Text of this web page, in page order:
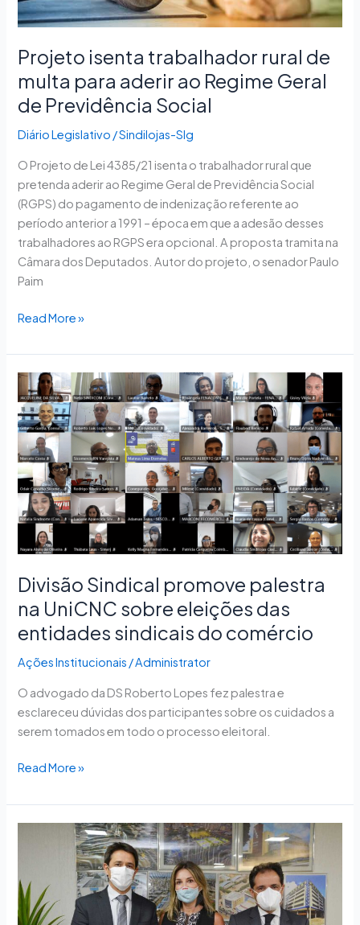
Projeto isenta trabalhador rural de
multa para aderir ao Regime Geral
de Previdência Social
Diário Legislativo /Sindilojas-Slg
O Projeto de Lei 4385/21 isenta o trabalhador rural que
pretenda aderir ao Regime Geral de Previdência Social
(RGPS) do pagamento de indenização referente ao
período anterior a 1991 – época em que a adesão desses
trabalhadores ao RGPS era opcional. A proposta tramita na
Câmara dos Deputados. Autor do projeto, o senador Paulo
Paim
de
multa
para
aderir
ao
Regime
de
Previdência
Social
Read More »
Divisão Sindical promove palestra
na UniCNC sobre eleições das
entidades sindicais do comércio
Ações Institucionais /Administrator
O advogado da DS Roberto Lopes fez palestra e
esclareceu dúvidas dos participantes sobre os cuidados a
serem tomados em todo o processo eleitoral.
Divisão
Sindical
promove
palestra
na
UniCNC
sobre
eleições
das
entidades
sindicais
do
comércio
Read More »
parceria
para